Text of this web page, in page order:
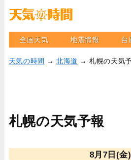
全国天気 地震情報 台
天気の時間 →北海道 → 札幌の天気
札幌の天気予報
8月7日(金)